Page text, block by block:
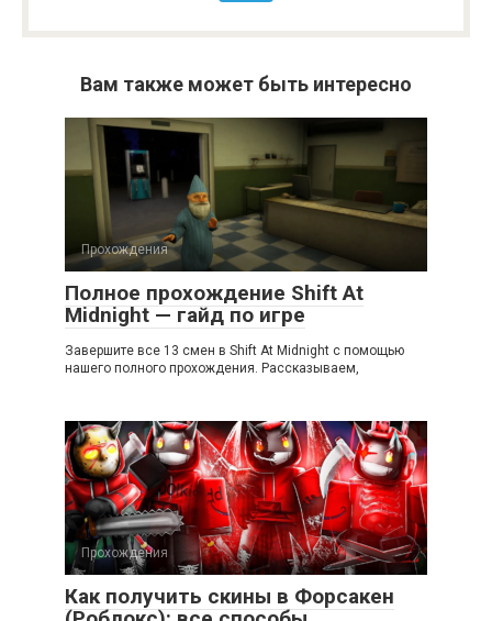
Вам также может быть интересно
Прохождения
Полное прохождение Shift At
Midnight — гайд по игре
Завершите все 13 смен в Shift At Midnight с помощью
нашего полного прохождения. Рассказываем,
Прохождения
Как получить скины в Форсакен